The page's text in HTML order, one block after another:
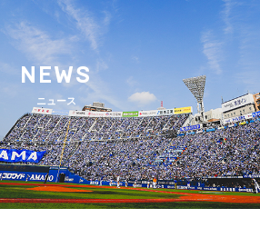
NEWS
ニュース